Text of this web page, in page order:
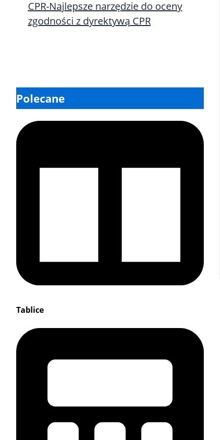
CPR-Najlepsze narzędzie do oceny
zgodności z dyrektywą CPR
Polecane
Tablice